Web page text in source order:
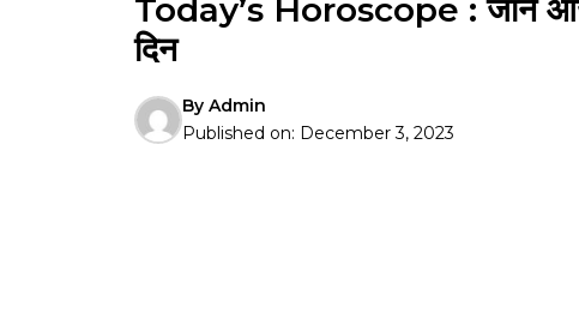
Today’s Horoscope : जानें
दिन
By Admin
Published on: December 3, 2023